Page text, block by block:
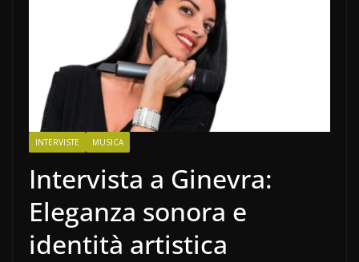
INTERVISTE MUSICA
Intervista a Ginevra:
Eleganza sonora e
identità artistica